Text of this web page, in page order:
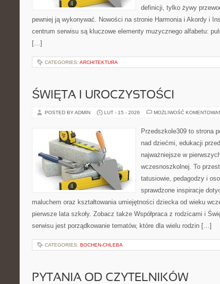
definicji, tylko żywy
pewniej ją wykonywać. Nowości na stronie Harmonia i Akordy i
centrum serwisu są kluczowe elementy muzycznego alfabetu:
[…]
CATEGORIES: ARCHITEKTURA
ŚWIĘTA I UROCZYSTOŚCI
POSTED BY ADMIN LUT - 15 - 2026 MOŻLIWOŚĆ
Przedszkole309 to strona
nad dziećmi, edukacji
najważniejsze w
wczesnoszkolnej. To
tatusiowie, pedagodzy i
sprawdzone inspiracje
maluchem oraz kształtowania umiejętności dziecka od wieku
pierwsze lata szkoły. Zobacz także Współpraca z rodzicami i
serwisu jest porządkowanie tematów, które dla wielu rodzin […]
CATEGORIES: BOCHEN-CHLEBA
PYTANIA OD CZYTELNIKÓW